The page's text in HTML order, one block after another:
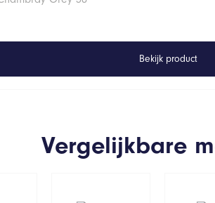
Bekijk product
Vergelijkbare